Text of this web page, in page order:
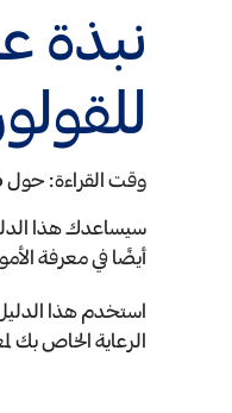
نبذة
وقت القراءة: حول 36 دقائق
أيضًا في معرفة
استخدم هذا
الرعاية الخاص بك